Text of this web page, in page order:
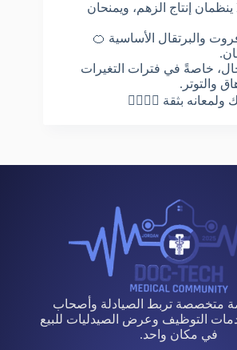
البيوتين وفيتامين B6 ينظمان إنتاج الزهم، ويمنحان
والبرتقال الأساسية 🍊
خاصةً في فترات التغيرات
والتوتر.
بثقة 💁‍♀️💁‍♂️
متخصصة تربط الصيادلة وأصحاب
التوظيف وعرض الصيدليات للبيع
في مكان واحد.